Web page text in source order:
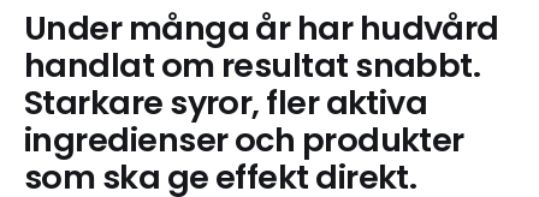
Under många år har hudvård
handlat om resultat snabbt.
Starkare syror, fler aktiva
ingredienser och produkter
som ska ge effekt direkt.